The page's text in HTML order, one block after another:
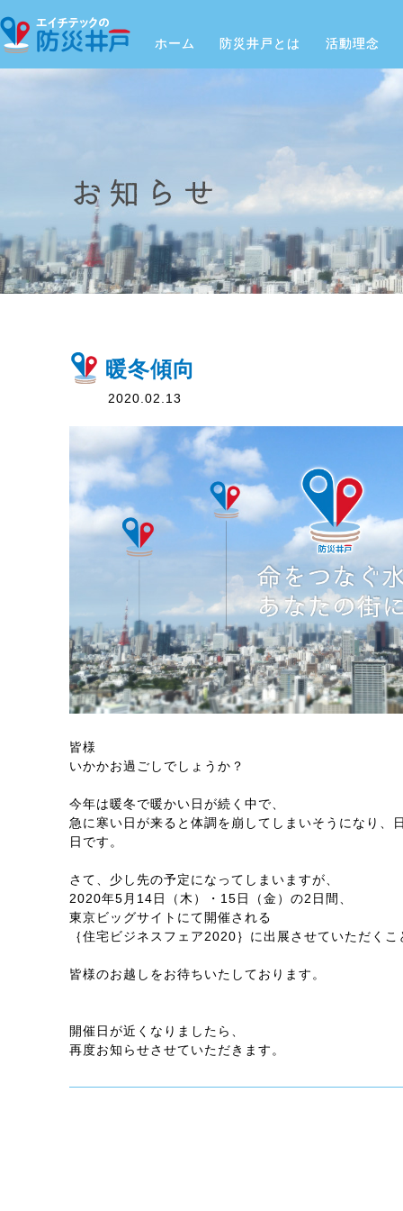
ホーム 防災井戸とは 活動理念
暖冬傾向
2020.02.13
皆様
いかかお過ごしでしょうか？
今年は暖冬で暖かい日が続く中で、
急に寒い日が来ると体調を崩してしまいそうになり、
日です。
さて、少し先の予定になってしまいますが、
2020年5月14日（木）・15日（金）の2日間、
東京ビッグサイトにて開催される
｛住宅ビジネスフェア2020｝に出展させていただく
皆様のお越しをお待ちいたしております。
開催日が近くなりましたら、
再度お知らせさせていただきます。